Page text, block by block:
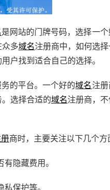
是网站的门牌号码，选择一个
多域名注册商中，如何选
户找到适合自己的选择。
的平台。一个好的域名 注
选择合适的域名注册商，
商时，主要关注以下几个方
隐藏费用。
私保护等。